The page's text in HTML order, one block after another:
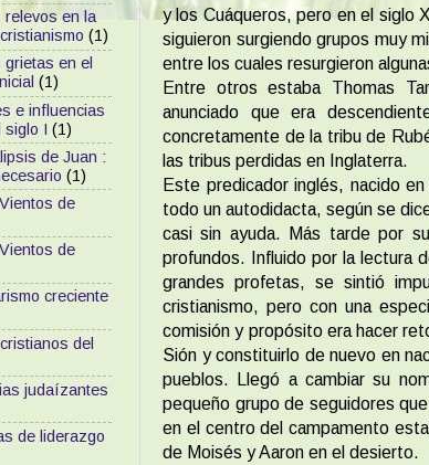
y los Cuáqueros, pero en el siglo
siguieron surgiendo grupos muy
entre los cuales resurgieron
Entre otros estaba Thomas
anunciado que era
concretamente de la tribu de
las tribus perdidas en Inglaterra.
Este predicador inglés, nacido
todo un autodidacta, según se
casi sin ayuda. Más tarde por
profundos. Influido por la lectura
grandes profetas, se sintió
cristianismo, pero con una
comisión y propósito era hacer
Sión y constituirlo de nuevo en
pueblos. Llegó a cambiar su
pequeño grupo de seguidores
en el centro del campamento
de Moisés y Aaron en el desierto.
relevos en la
(1)
en el
(1)
e influencias
siglo I (1)
de Juan :
(1)
de
de
creciente
del
judaízantes
de liderazgo